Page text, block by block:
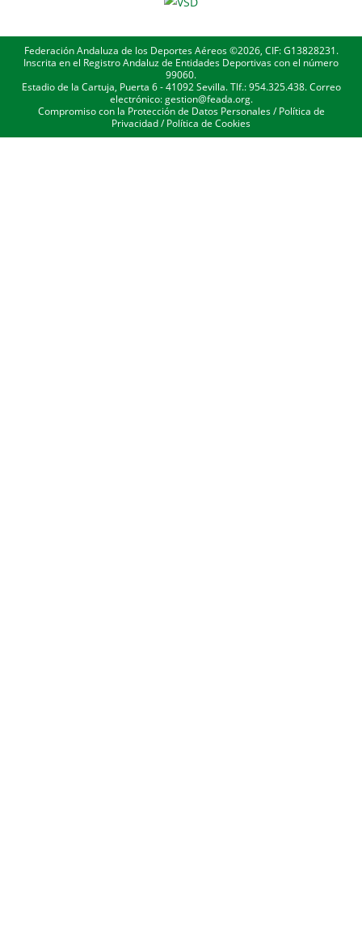
Federación Andaluza de los Deportes Aéreos ©2026, CIF: G13828231.
Inscrita en el Registro Andaluz de Entidades Deportivas con el número
99060.
Estadio de la Cartuja, Puerta 6 - 41092 Sevilla. Tlf.: 954.325.438. Correo
electrónico: gestion@feada.org.
Compromiso con la Protección de Datos Personales/Política de
Privacidad/Política de Cookies